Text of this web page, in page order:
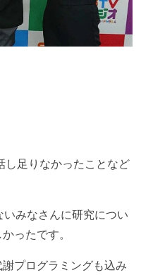
し足りなかったことなど
みなさんに研究につい
ったです。
プログラミングも込み